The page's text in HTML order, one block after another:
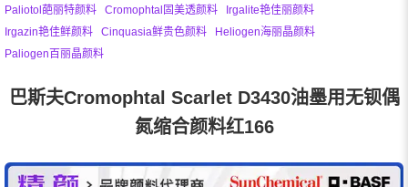
Paliotol葩丽特颜料
Cromophtal固美透颜料
Irgalite艳佳丽颜料
Irgazin艳佳鲜颜料
Cinquasia鲜贵色颜料
Heliogen海丽晶颜料
Paliogen百丽晶颜料
巴斯夫Cromophtal Scarlet D3430油墨用无钡偶
氮缩合颜料红166